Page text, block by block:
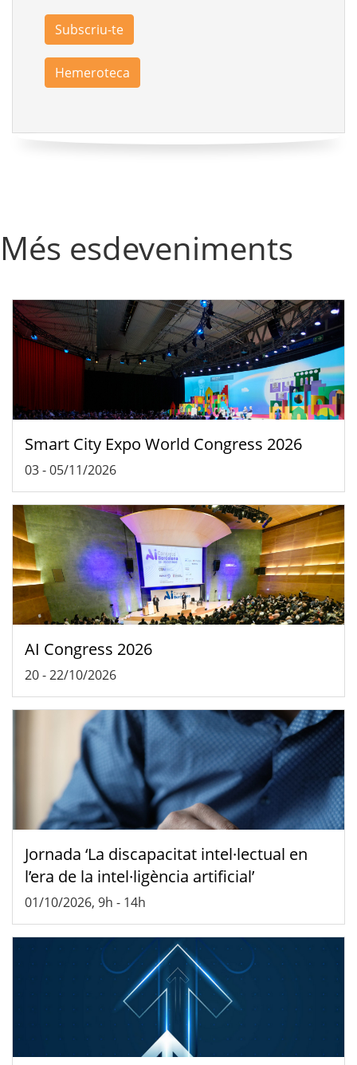
Subscriu-te
Hemeroteca
Més esdeveniments
Smart City Expo World Congress 2026
03-05/11/2026
AI Congress 2026
20-22/10/2026
Jornada ‘La discapacitat intel·lectual en
l’era de la intel·ligència artificial’
01/10/2026, 9h - 14h